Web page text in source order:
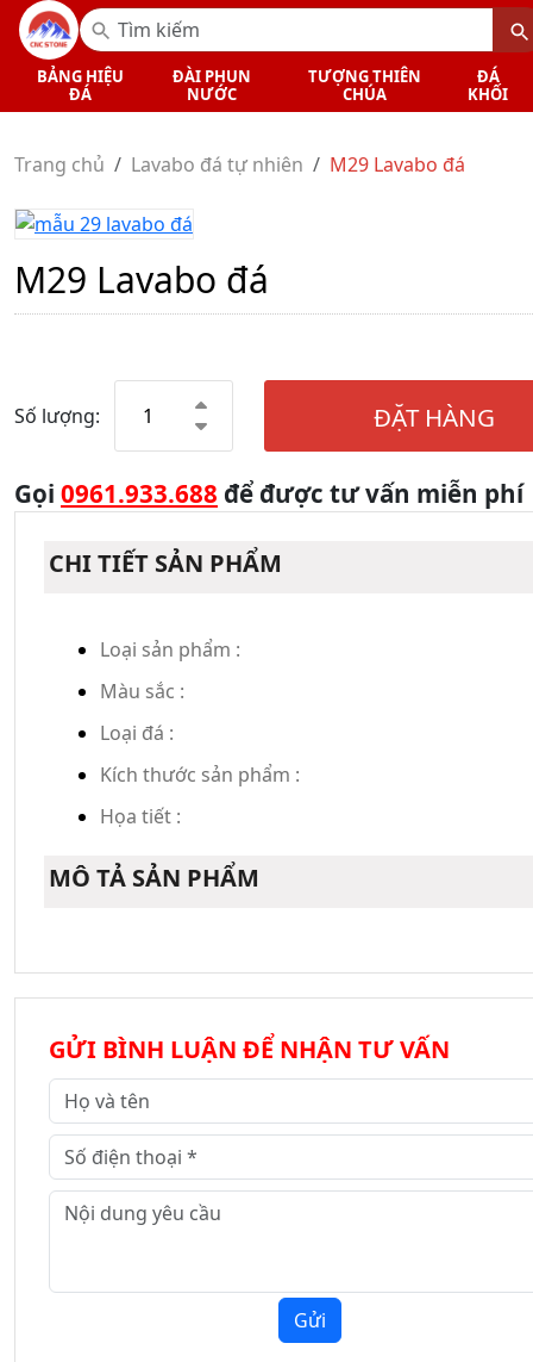
BẢNG HIỆU
ĐÁ
ĐÀI PHUN
NƯỚC
TƯỢNG THIÊN
CHÚA
ĐÁ
KHỐI
Trang chủ Lavabo đá tự nhiên M29 Lavabo đá
M29 Lavabo đá
Số lượng: ĐẶT HÀNG
Gọi 0961.933.688 để được tư vấn miễn phí
CHI TIẾT SẢN PHẨM
Loại sản phẩm :
Màu sắc :
Loại đá :
Kích thước sản phẩm :
Họa tiết :
MÔ TẢ SẢN PHẨM
GỬI BÌNH LUẬN ĐỂ NHẬN TƯ VẤN
Gửi